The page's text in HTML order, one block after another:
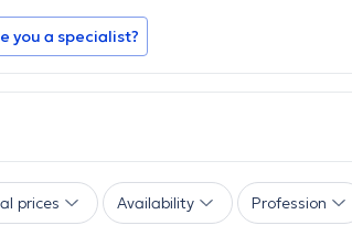
you a specialist?
prices Availability Profession